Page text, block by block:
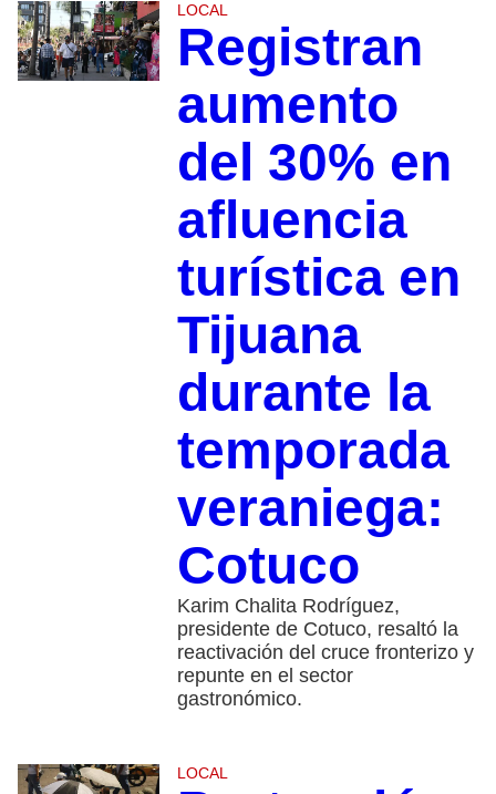
LOCAL
Registran
aumento
del 30% en
afluencia
turística en
Tijuana
durante la
temporada
veraniega:
Cotuco
Karim Chalita Rodríguez,
presidente de Cotuco, resaltó la
reactivación del cruce fronterizo y
repunte en el sector
gastronómico.
LOCAL